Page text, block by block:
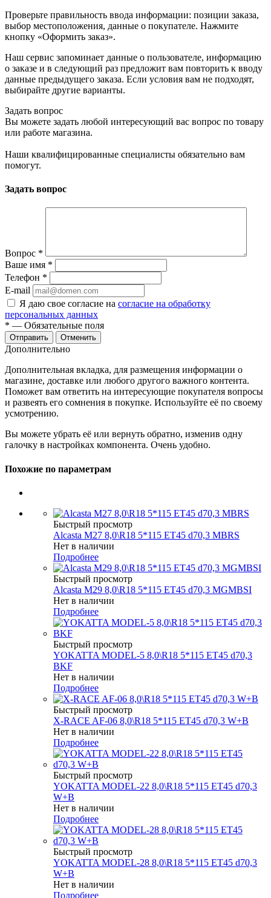
Проверьте правильность ввода информации: позиции заказа,
выбор местоположения, данные о покупателе. Нажмите
кнопку «Оформить заказ».
Наш сервис запоминает данные о пользователе, информацию
о заказе и в следующий раз предложит вам повторить к вводу
данные предыдущего заказа. Если условия вам не подходят,
выбирайте другие варианты.
Задать вопрос
Вы можете задать любой интересующий вас вопрос по товару
или работе магазина.
Наши квалифицированные специалисты обязательно вам
помогут.
Задать вопрос
Вопрос *
Ваше имя *
Телефон *
E-mail
Я даю свое согласие на согласие на обработку
персональных данных
* — Обязательные поля
Отменить
Дополнительно
Дополнительная вкладка, для размещения информации о
магазине, доставке или любого другого важного контента.
Поможет вам ответить на интересующие покупателя вопросы
и развеять его сомнения в покупке. Используйте её по своему
усмотрению.
Вы можете убрать её или вернуть обратно, изменив одну
галочку в настройках компонента. Очень удобно.
Похожие по параметрам
Быстрый просмотр
Alcasta M27 8,0\R18 5*115 ET45 d70,3 MBRS
Нет в наличии
Подробнее
Быстрый просмотр
Alcasta M29 8,0\R18 5*115 ET45 d70,3 MGMBSI
Нет в наличии
Подробнее
Быстрый просмотр
YOKATTA MODEL-5 8,0\R18 5*115 ET45 d70,3
BKF
Нет в наличии
Подробнее
Быстрый просмотр
X-RACE AF-06 8,0\R18 5*115 ET45 d70,3 W+B
Нет в наличии
Подробнее
Быстрый просмотр
YOKATTA MODEL-22 8,0\R18 5*115 ET45 d70,3
W+B
Нет в наличии
Подробнее
Быстрый просмотр
YOKATTA MODEL-28 8,0\R18 5*115 ET45 d70,3
W+B
Нет в наличии
Подробнее